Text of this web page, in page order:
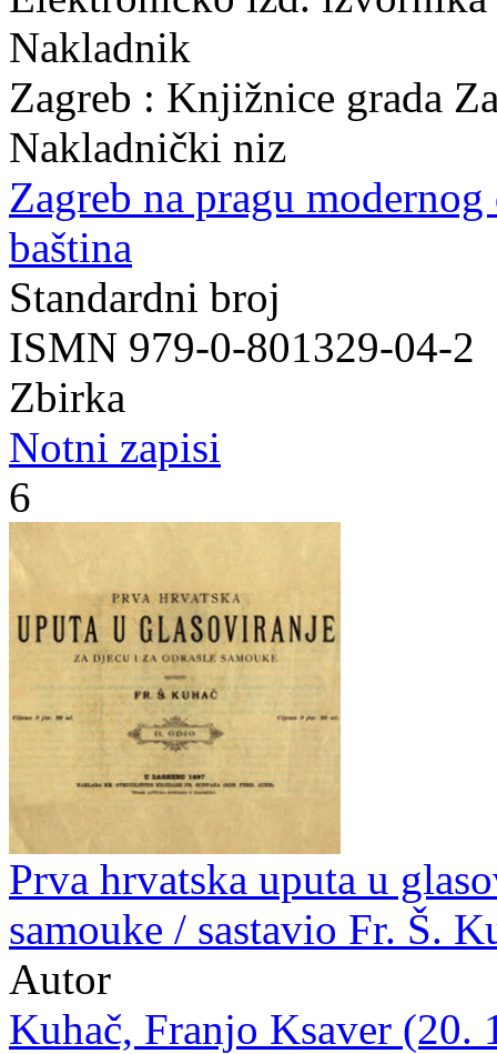
Nakladnik
Zagreb : Knjižnice grada
Nakladnički niz
Zagreb na pragu modernog
baština
Standardni broj
ISMN 979-0-801329-04-2
Zbirka
Notni zapisi
6
Prva hrvatska uputa u
samouke / sastavio Fr. Š.
Autor
Kuhač, Franjo Ksaver (20.